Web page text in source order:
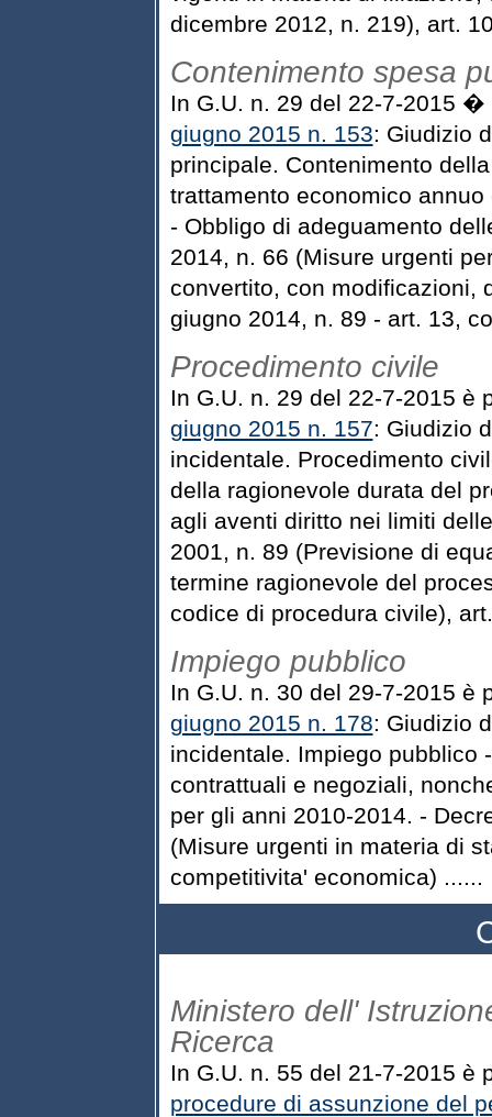
dicembre 2012, n. 219), art.
Contenimento spesa
In G.U. n. 29 del 22-7-2015
giugno 2015 n. 153: Giudizio
principale. Contenimento
trattamento economico
- Obbligo di adeguamento
2014, n. 66 (Misure urgenti
convertito, con modificazioni,
giugno 2014, n. 89 - art. 13,
Procedimento civile
In G.U. n. 29 del 22-7-2015 è
giugno 2015 n. 157: Giudizio
incidentale. Procedimento
della ragionevole durata del
agli aventi diritto nei limiti
2001, n. 89 (Previsione di
termine ragionevole del
codice di procedura civile),
Impiego pubblico
In G.U. n. 30 del 29-7-2015 è
giugno 2015 n. 178: Giudizio
incidentale. Impiego pubblico
contrattuali e negoziali,
per gli anni 2010-2014. -
(Misure urgenti in materia di
competitivita' economica) ......
Ministero dell'
Ricerca
In G.U. n. 55 del 21-7-2015 è
procedure di assunzione del